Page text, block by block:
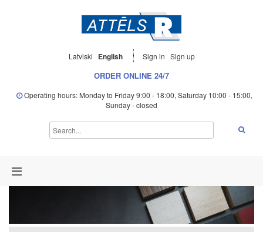
Latviski English Sign in Sign up
ORDER ONLINE 24/7
Operating hours: Monday to Friday 9:00 - 18:00, Saturday 10:00 - 15:00,
Sunday - closed